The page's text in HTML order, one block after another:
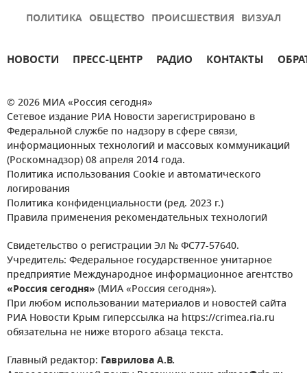
ПОЛИТИКА ОБЩЕСТВО ПРОИСШЕСТВИЯ ВИЗУАЛ
НОВОСТИ ПРЕСС-ЦЕНТР РАДИО КОНТАКТЫ
© 2026 МИА «Россия сегодня»
Сетевое издание РИА Новости зарегистрировано в
Федеральной службе по надзору в сфере связи,
информационных технологий и массовых коммуникаций
(Роскомнадзор) 08 апреля 2014 года.
Политика использования Cookie и автоматического
логирования
Политика конфиденциальности (ред. 2023 г.)
Правила применения рекомендательных технологий
Свидетельство о регистрации Эл № ФС77-57640.
Учредитель: Федеральное государственное унитарное
предприятие Международное информационное агентство
«Россия сегодня» (МИА «Россия сегодня»).
При любом использовании материалов и новостей сайта
РИА Новости Крым гиперссылка на https://crimea.ria.ru
обязательна не ниже второго абзаца текста.
Главный редактор: Гаврилова А.В.